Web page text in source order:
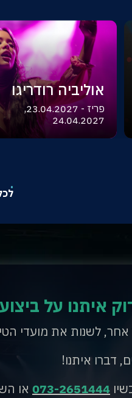
אוליביה רודריגו
פריז - 23.04.2027,
24.04.2027
איתנו על
אחר, לשנות את מועדי
דברו איתנו!
073-2651444 או